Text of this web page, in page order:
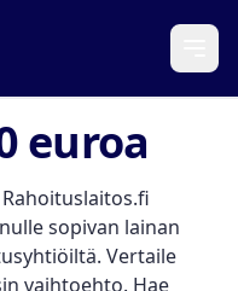
euroa
sopivan lainan
Vertaile
vaihtoehto. Hae